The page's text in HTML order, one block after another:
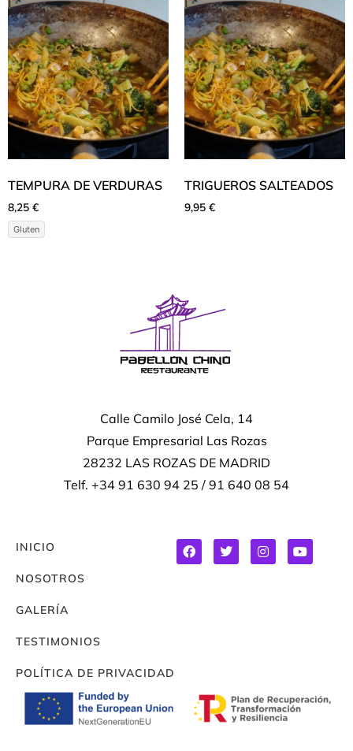
TEMPURA DE VERDURAS
8,25 €
Gluten
TRIGUEROS SALTEADOS
9,95 €
Calle Camilo José Cela, 14
Parque Empresarial Las Rozas
28232 LAS ROZAS DE MADRID
Telf. +34 91 630 94 25 / 91 640 08 54
INICIO
NOSOTROS
GALERÍA
TESTIMONIOS
POLÍTICA DE PRIVACIDAD